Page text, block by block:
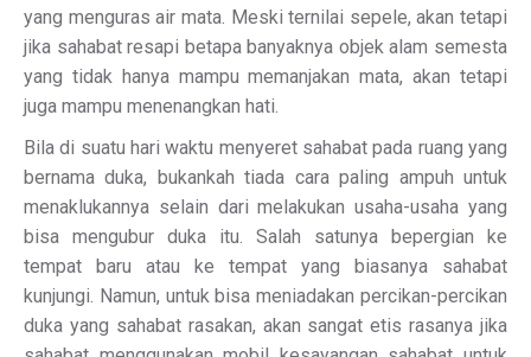
yang menguras air mata. Meski ternilai sepele, akan tetapi
jika sahabat resapi betapa banyaknya objek alam semesta
yang tidak hanya mampu memanjakan mata, akan tetapi
juga mampu menenangkan hati.
Bila di suatu hari waktu menyeret sahabat pada ruang yang
bernama duka, bukankah tiada cara paling ampuh untuk
menaklukannya selain dari melakukan usaha-usaha yang
bisa mengubur duka itu. Salah satunya bepergian ke
tempat baru atau ke tempat yang biasanya sahabat
kunjungi. Namun, untuk bisa meniadakan percikan-percikan
duka yang sahabat rasakan, akan sangat etis rasanya jika